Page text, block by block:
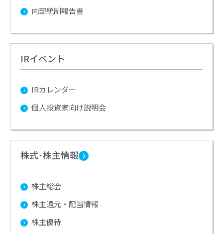
内部統制報告書
IRイベント
IRカレンダー
個人投資家向け説明会
株式･株主情報
株主総会
株主還元・配当情報
株主優待